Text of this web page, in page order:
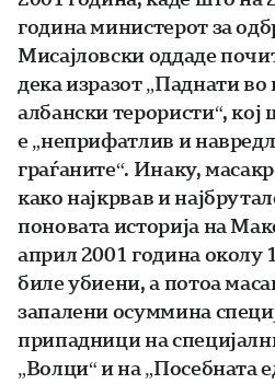
година министерот за
Мисајловски оддаде
дека изразот „Паднати во
албански терористи“, кој
е „неприфатлив и
граѓаните“. Инаку,
како најкрвав и
поновата историја на
април 2001 година околу
биле убиени, а потоа
запалени осуммина
припадници на
„Волци“ и на „Посебната